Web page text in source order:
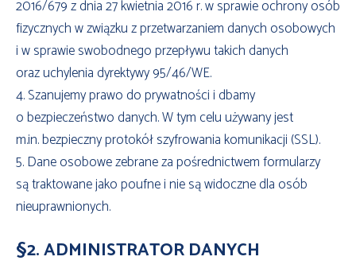
2016/679 z dnia 27 kwietnia 2016 r. w sprawie ochrony osób
fizycznych w związku z przetwarzaniem danych osobowych
i w sprawie swobodnego przepływu takich danych
oraz uchylenia dyrektywy 95/46/WE.
4. Szanujemy prawo do prywatności i dbamy
o bezpieczeństwo danych. W tym celu używany jest
m.in. bezpieczny protokół szyfrowania komunikacji (SSL).
5. Dane osobowe zebrane za pośrednictwem formularzy
są traktowane jako poufne i nie są widoczne dla osób
nieuprawnionych.
§2. ADMINISTRATOR DANYCH